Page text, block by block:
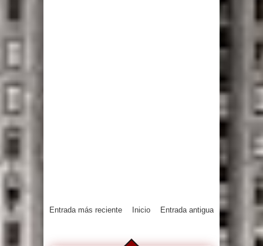
Entrada más reciente Entrada antigua
Inicio